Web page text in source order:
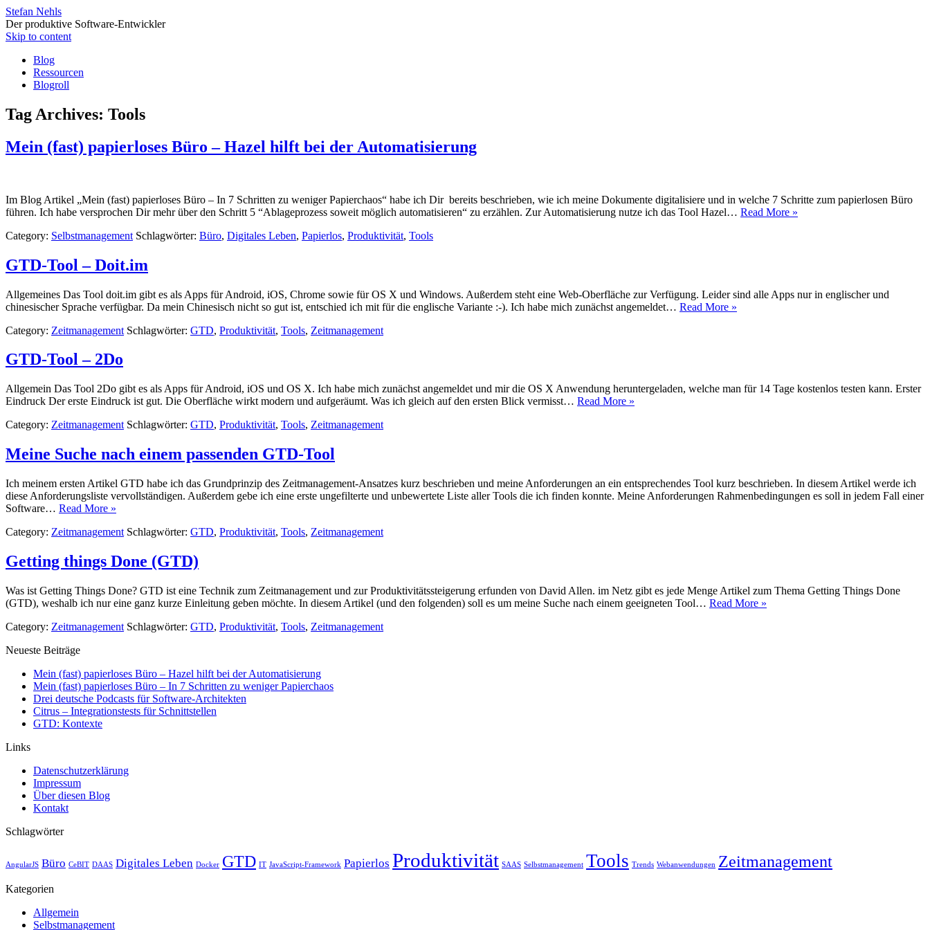
Stefan Nehls
Der produktive Software-Entwickler
Skip to content
Blog
Ressourcen
Blogroll
Tag Archives: Tools
Mein (fast) papierloses Büro – Hazel hilft bei der Automatisierung
Im Blog Artikel „Mein (fast) papierloses Büro – In 7 Schritten zu weniger Papierchaos“ habe ich Dir bereits beschrieben, wie ich meine Dokumente digitalisiere und in welche 7 Schritte zum papierlosen Büro
führen. Ich habe versprochen Dir mehr über den Schritt 5 “Ablageprozess soweit möglich automatisieren“ zu erzählen. Zur Automatisierung nutze ich das Tool Hazel… Read More »
Category: Selbstmanagement Schlagwörter: Büro, Digitales Leben, Papierlos, Produktivität, Tools
GTD-Tool – Doit.im
Allgemeines Das Tool doit.im gibt es als Apps für Android, iOS, Chrome sowie für OS X und Windows. Außerdem steht eine Web-Oberfläche zur Verfügung. Leider sind alle Apps nur in englischer und
chinesischer Sprache verfügbar. Da mein Chinesisch nicht so gut ist, entschied ich mit für die englische Variante :-). Ich habe mich zunächst angemeldet… Read More »
Category: Zeitmanagement Schlagwörter: GTD, Produktivität, Tools, Zeitmanagement
GTD-Tool – 2Do
Allgemein Das Tool 2Do gibt es als Apps für Android, iOS und OS X. Ich habe mich zunächst angemeldet und mir die OS X Anwendung heruntergeladen, welche man für 14 Tage kostenlos testen kann. Erster
Eindruck Der erste Eindruck ist gut. Die Oberfläche wirkt modern und aufgeräumt. Was ich gleich auf den ersten Blick vermisst… Read More »
Category: Zeitmanagement Schlagwörter: GTD, Produktivität, Tools, Zeitmanagement
Meine Suche nach einem passenden GTD-Tool
Ich meinem ersten Artikel GTD habe ich das Grundprinzip des Zeitmanagement-Ansatzes kurz beschrieben und meine Anforderungen an ein entsprechendes Tool kurz beschrieben. In diesem Artikel werde ich
diese Anforderungsliste vervollständigen. Außerdem gebe ich eine erste ungefilterte und unbewertete Liste aller Tools die ich finden konnte. Meine Anforderungen Rahmenbedingungen es soll in jedem Fall einer
Software… Read More »
Category: Zeitmanagement Schlagwörter: GTD, Produktivität, Tools, Zeitmanagement
Getting things Done (GTD)
Was ist Getting Things Done? GTD ist eine Technik zum Zeitmanagement und zur Produktivitätssteigerung erfunden von David Allen. im Netz gibt es jede Menge Artikel zum Thema Getting Things Done
(GTD), weshalb ich nur eine ganz kurze Einleitung geben möchte. In diesem Artikel (und den folgenden) soll es um meine Suche nach einem geeigneten Tool… Read More »
Category: Zeitmanagement Schlagwörter: GTD, Produktivität, Tools, Zeitmanagement
Neueste Beiträge
Mein (fast) papierloses Büro – Hazel hilft bei der Automatisierung
Mein (fast) papierloses Büro – In 7 Schritten zu weniger Papierchaos
Drei deutsche Podcasts für Software-Architekten
Citrus – Integrationstests für Schnittstellen
GTD: Kontexte
Links
Datenschutzerklärung
Impressum
Über diesen Blog
Kontakt
Schlagwörter
AngularJS Büro CeBIT DAAS Digitales Leben Docker GTD IT JavaScript-Framework Papierlos Produktivität SAAS Selbstmanagement Tools Trends Webanwendungen Zeitmanagement
Kategorien
Allgemein
Selbstmanagement